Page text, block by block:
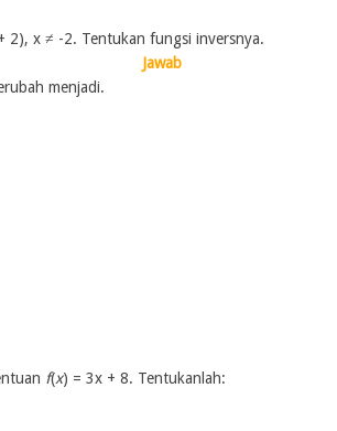
2), x ≠ -2. Tentukan fungsi inversnya.
Jawab
menjadi.
f(x) = 3x + 8. Tentukanlah: